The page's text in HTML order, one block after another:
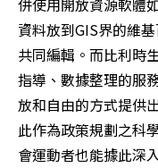
併使用開放資源軟體
資料放到GIS界的維
共同編輯。而比利時
指導、數據整理的服
放和自由的方式提供
此作為政策規劃之科
會運動者也能據此深